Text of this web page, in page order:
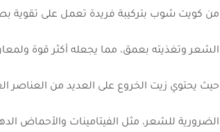
من كويت شوب بتركيبة فريدة تعمل على تقوية
الشعر وتغذيته بعمق، مما يجعله أكثر قوة
حيث يحتوي زيت الخروع على العديد من العناصر
الضرورية للشعر، مثل الفيتامينات والأحماض